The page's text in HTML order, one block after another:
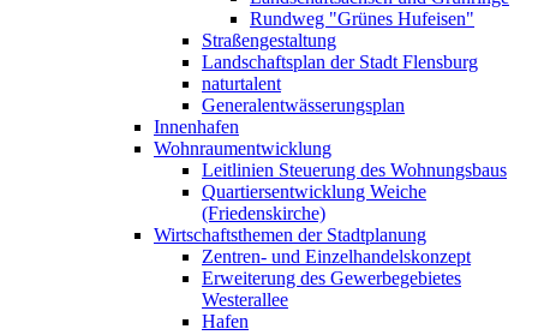
Rundweg "Grünes Hufeisen"
Straßengestaltung
Landschaftsplan der Stadt Flensburg
naturtalent
Generalentwässerungsplan
Innenhafen
Wohnraumentwicklung
Leitlinien Steuerung des Wohnungsbaus
Quartiersentwicklung Weiche
(Friedenskirche)
Wirtschaftsthemen der Stadtplanung
Zentren- und Einzelhandelskonzept
Erweiterung des Gewerbegebietes
Westerallee
Hafen